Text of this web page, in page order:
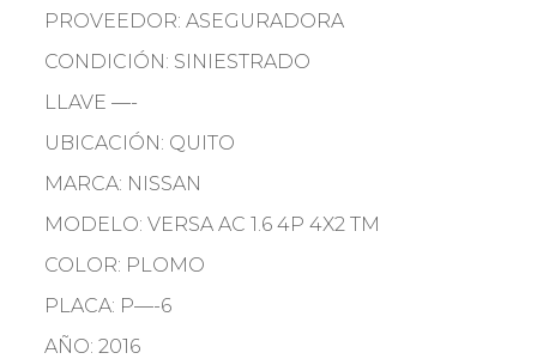
PROVEEDOR: ASEGURADORA
CONDICIÓN: SINIESTRADO
LLAVE —-
UBICACIÓN: QUITO
MARCA: NISSAN
MODELO: VERSA AC 1.6 4P 4X2 TM
COLOR: PLOMO
PLACA: P—-6
AÑO: 2016